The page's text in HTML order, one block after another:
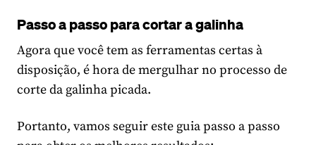
Passo a passo para cortar a galinha
Agora que você tem as ferramentas certas à
disposição, é hora de mergulhar no processo de
corte da galinha picada.
Portanto, vamos seguir este guia passo a passo